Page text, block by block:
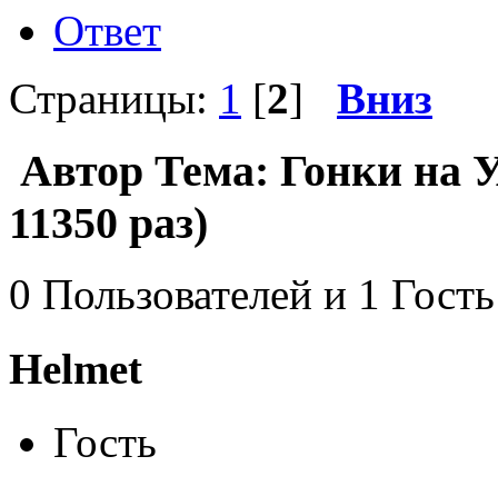
Ответ
Страницы: 1 [2] Вниз
Автор Тема: Гонки на
11350 раз)
0 Пользователей и 1
Helmet
Гость